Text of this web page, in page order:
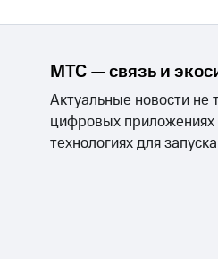
МТС — связь и
Актуальные новости не
цифровых
технологиях для